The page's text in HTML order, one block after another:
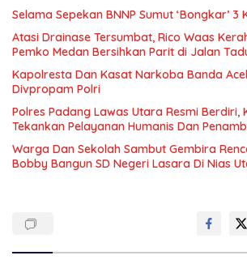
Selama Sepekan BNNP Sumut ‘Bongkar’ 3
Atasi Drainase Tersumbat, Rico Waas
Pemko Medan Bersihkan Parit di Jalan
Kapolresta Dan Kasat Narkoba Banda
Divpropam Polri
Polres Padang Lawas Utara Resmi Berdiri,
Tekankan Pelayanan Humanis Dan
Warga Dan Sekolah Sambut Gembira
Bobby Bangun SD Negeri Lasara Di Nias